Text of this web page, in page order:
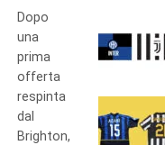
Dopo
una
prima
offerta
respinta
dal
Brighton,